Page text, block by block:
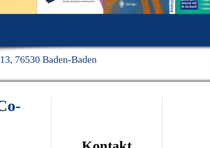
76530 Baden-Baden